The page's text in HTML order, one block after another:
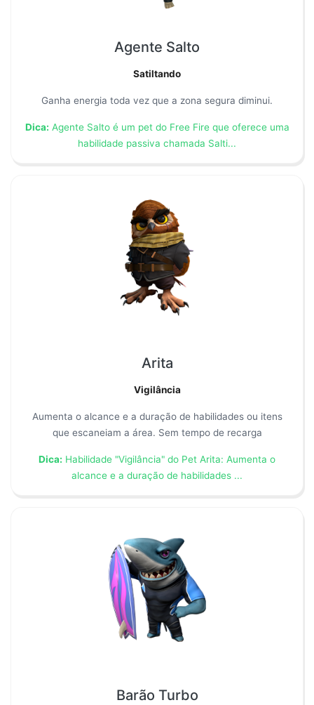
Agente Salto
Satiltando
Ganha energia toda vez que a zona segura diminui.
Dica: Agente Salto é um pet do Free Fire que oferece uma
habilidade passiva chamada Salti...
Arita
Vigilância
Aumenta o alcance e a duração de habilidades ou itens
que escaneiam a área. Sem tempo de recarga
Dica: Habilidade "Vigilância" do Pet Arita: Aumenta o
alcance e a duração de habilidades ...
Barão Turbo